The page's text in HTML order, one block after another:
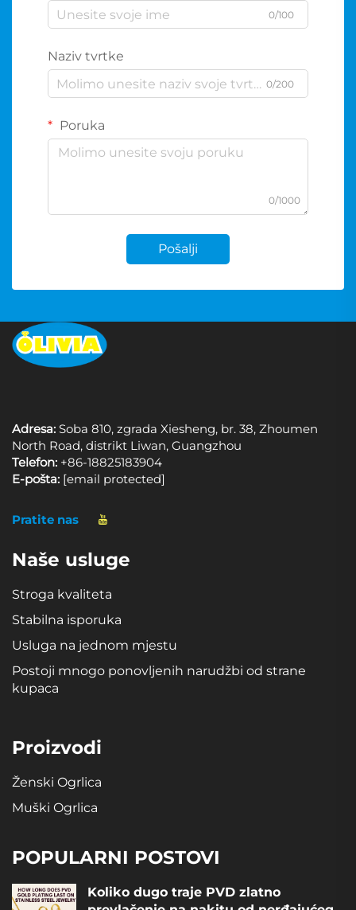
0/100
Naziv tvrtke
0/200
Poruka
0/1000
Pošalji
Adresa: Soba 810, zgrada Xiesheng, br. 38, Zhoumen
North Road, distrikt Liwan, Guangzhou
Telefon: +86-18825183904
E-pošta: [email protected]
Pratite nas
Naše usluge
Stroga kvaliteta
Stabilna isporuka
Usluga na jednom mjestu
Postoji mnogo ponovljenih narudžbi od strane
kupaca
Proizvodi
Ženski Ogrlica
Muški Ogrlica
POPULARNI POSTOVI
Koliko dugo traje PVD zlatno